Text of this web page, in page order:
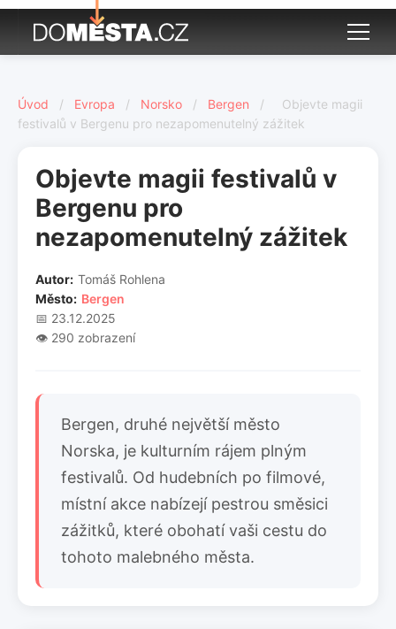
Úvod / Evropa / Norsko / Bergen /
Objevte magii
festivalů v Bergenu pro nezapomenutelný zážitek
Objevte magii festivalů v
Bergenu pro
nezapomenutelný zážitek
Autor: Tomáš Rohlena
Město: Bergen
📅 23.12.2025
👁️ 290 zobrazení
Bergen, druhé největší město
Norska, je kulturním rájem plným
festivalů. Od hudebních po filmové,
místní akce nabízejí pestrou směsici
zážitků, které obohatí vaši cestu do
tohoto malebného města.